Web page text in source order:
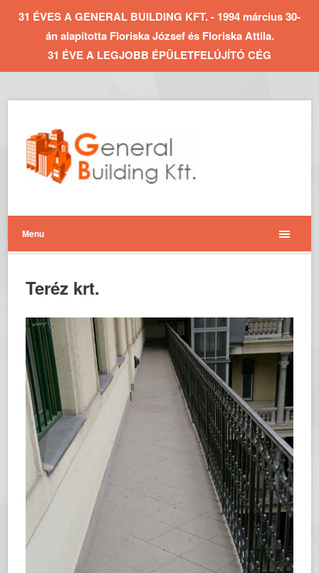
31 ÉVES A GENERAL BUILDING KFT. - 1994 március 30-
án alapította Floriska József és Floriska Attila.
31 ÉVE A LEGJOBB ÉPÜLETFELÚJÍTÓ CÉG
Menu
Teréz krt.